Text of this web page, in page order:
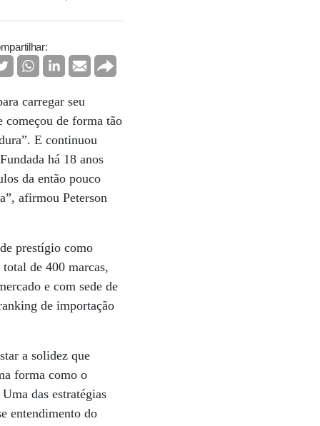
carregar seu
começou de forma tão
E continuou
há 18 anos
da então pouco
afirmou Peterson
prestígio como
de 400 marcas,
e com sede de
de importação
a solidez que
forma como o
das estratégias
entendimento do